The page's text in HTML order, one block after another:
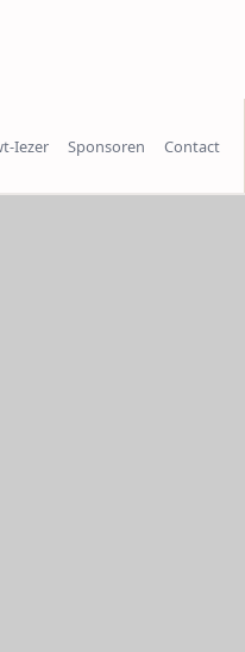
Iezer Sponsoren Contact